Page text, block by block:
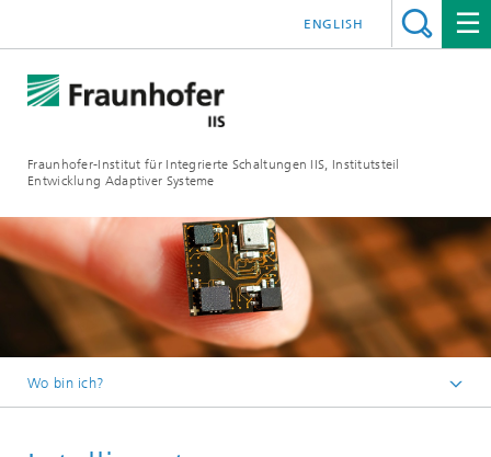
Fraunhofer-Institut für Integrierte Schaltungen IIS, Institutsteil
Entwicklung Adaptiver Systeme
ENGLISH
Wo bin ich?